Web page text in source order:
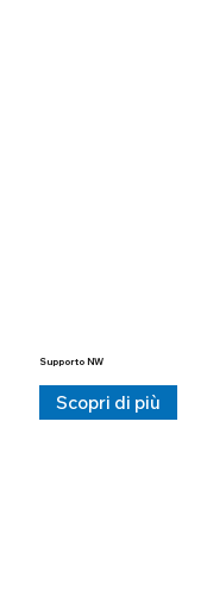
Supporto NW
Scopri di più